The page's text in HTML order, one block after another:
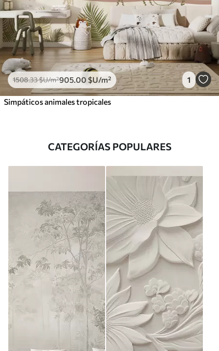
1508.33$U/m²905 .00 $U/m² 1
Simpáticos animales tropicales
CATEGORÍAS POPULARES